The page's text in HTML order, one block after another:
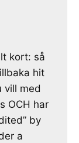
kort: så
hit
vill med
OCH har
by
a